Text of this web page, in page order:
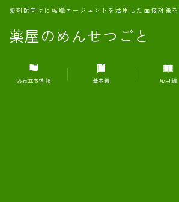
薬屋のめんせつごと
薬剤師向けに転職エージェントを活用した面接対策
MENU
1.転職エージェントとは何か？
お役立ち情報 基本編 応用編